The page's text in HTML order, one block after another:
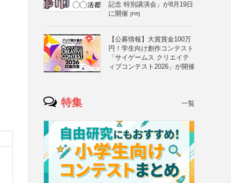
記念 特別講演会」が8月19日
に開催 [PR]
【公募情報】大賞賞金100万
円！学生向け創作コンテスト
「サイゲームス クリエイテ
ィブコンテスト2026」が開催
特集 一覧